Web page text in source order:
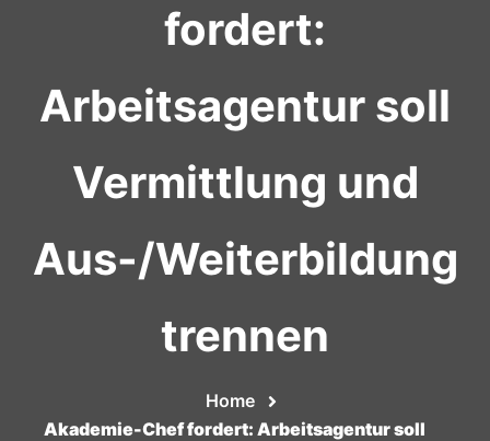
fordert:
Arbeitsagentur soll
Vermittlung und
Aus-/Weiterbildung
trennen
Home
Akademie-Chef fordert: Arbeitsagentur soll